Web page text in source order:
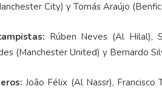
City) y Tomás Araújo
Rúben Neves (Al Hilal),
(Manchester United) y Bernardo
João Félix (Al Nassr), Francisco